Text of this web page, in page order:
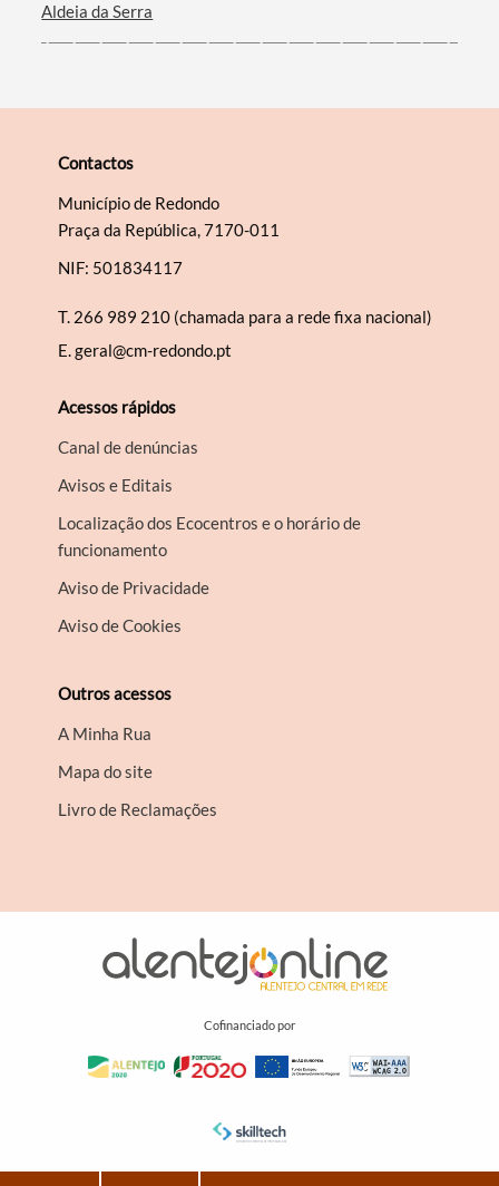
Aldeia da Serra
Contactos
Município de Redondo
Praça da República, 7170-011
NIF: 501834117
T. 266 989 210 (chamada para a rede fixa nacional)
E.geral@cm-redondo.pt
Acessos rápidos
Canal de denúncias
Avisos e Editais
Localização dos Ecocentros e o horário de
funcionamento
Aviso de Privacidade
Aviso de Cookies
Outros acessos
A Minha Rua
Mapa do site
Livro de Reclamações
Cofinanciado por